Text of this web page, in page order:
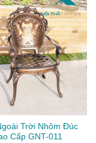
Trời Nhôm Đúc
Cấp GNT-011